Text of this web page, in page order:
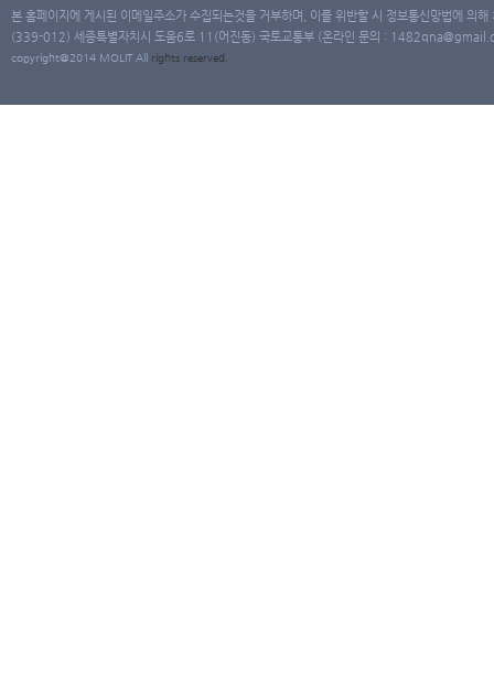
본 홈페이지에 게시된 이메일주소가 수집되는것을 거부하며, 이를 위반할 시 정보통신망법에 의
(339-012) 세종특별자치시 도움6로 11(어진동) 국토교통부 (온라인 문의 :
copyright@2014 MOLIT All rights reserved.